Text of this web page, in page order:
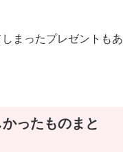
まったプレゼントもあ
ったものまと